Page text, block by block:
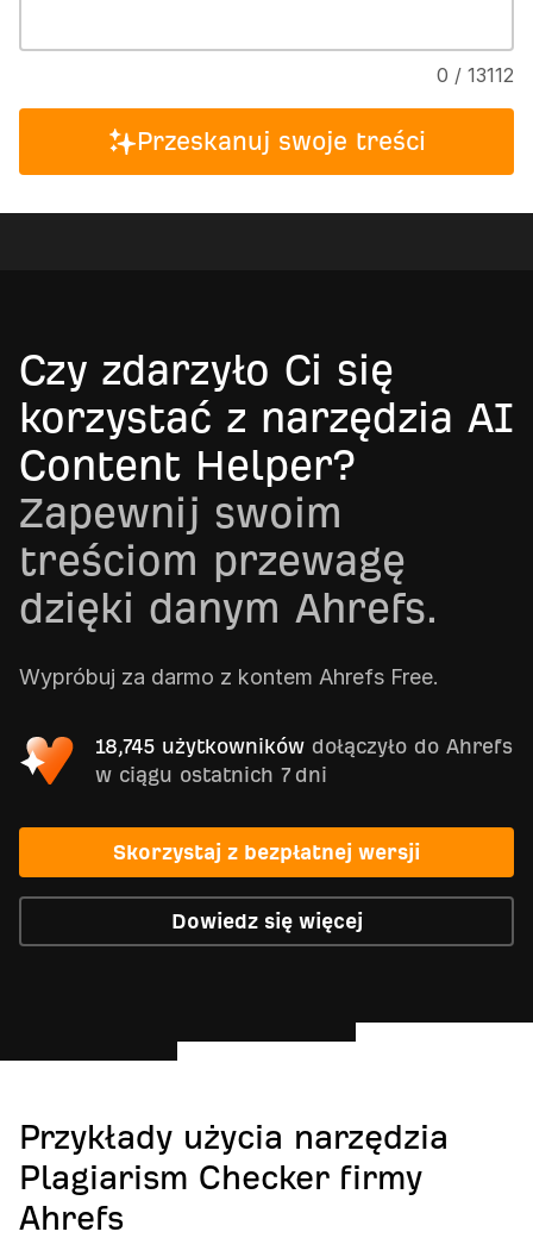
0 / 13112
Przeskanuj swoje treści
Czy zdarzyło Ci się
korzystać z narzędzia AI
Content Helper?
Zapewnij swoim
treściom przewagę
dzięki danym Ahrefs.
Wypróbuj za darmo z kontem Ahrefs Free.
18,745 użytkowników dołączyło do Ahrefs
w ciągu ostatnich 7 dni
Skorzystaj z bezpłatnej wersji
Dowiedz się więcej
Przykłady użycia narzędzia
Plagiarism Checker firmy
Ahrefs